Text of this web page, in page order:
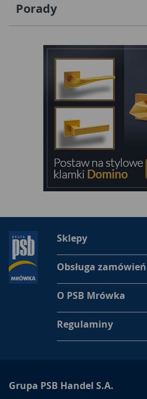
Porady
Sklepy
Obsługa zamówień
O PSB Mrówka
Regulaminy
Grupa PSB Handel S.A.